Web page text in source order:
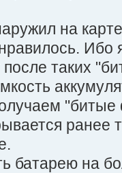
на
Ибо
таких
ранее
батарею на